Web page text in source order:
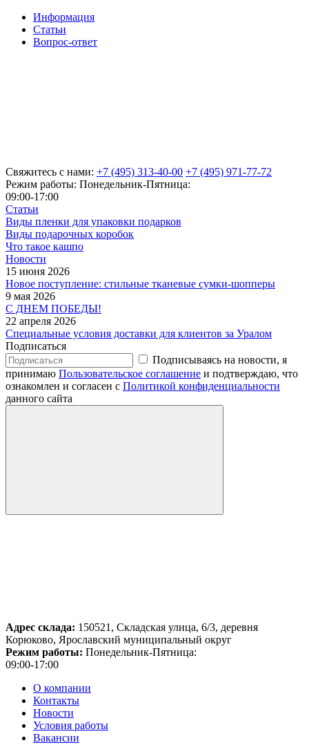
Информация
Статьи
Вопрос-ответ
Свяжитесь с нами: +7 (495) 313-40-00 +7 (495) 971-77-72
Режим работы: Понедельник-Пятница:
09:00-17:00
Статьи
Виды пленки для упаковки подарков
Виды подарочных коробок
Что такое кашпо
Новости
15 июня 2026
Новое поступление: стильные тканевые сумки-шопперы
9 мая 2026
С ДНЕМ ПОБЕДЫ!
22 апреля 2026
Специальные условия доставки для клиентов за Уралом
Подписаться
Подписываясь на новости, я
принимаю Пользовательское соглашение и подтверждаю, что
ознакомлен и согласен с Политикой конфиденциальности
данного сайта
Адрес склада: 150521, Складская улица, 6/3, деревня
Корюково, Ярославский муниципальный округ
Режим работы: Понедельник-Пятница:
09:00-17:00
О компании
Контакты
Новости
Условия работы
Вакансии